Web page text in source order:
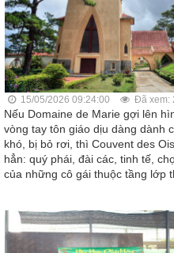
15/05/2026 09:24:00 Đã xem:
Nếu Domaine de Marie gợi lên
vòng tay tôn giáo dịu dàng dành
khó, bị bỏ rơi, thì Couvent des
hẳn: quý phái, đài các, tinh tế,
của những cô gái thuộc tầng lớp